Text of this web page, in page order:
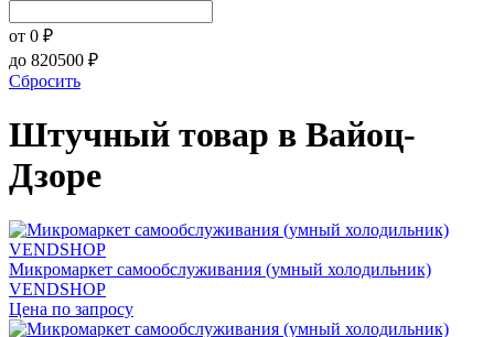
от 0 ₽
до 820500 ₽
Сбросить
Штучный товар в Вайоц-
Дзоре
Микромаркет самообслуживания (умный холодильник)
VENDSHOP
Цена по запросу